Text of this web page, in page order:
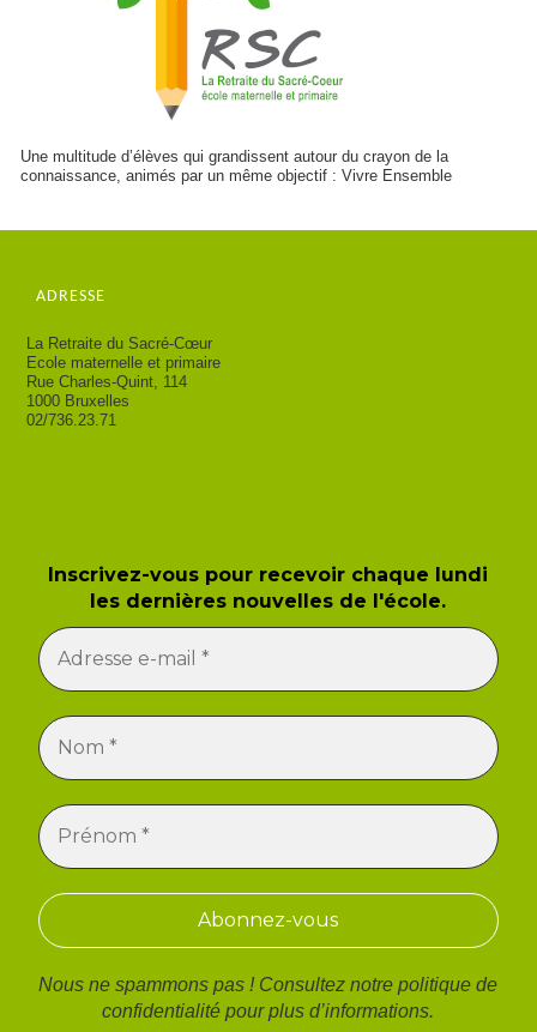
Une multitude d’élèves qui grandissent autour du crayon de la
connaissance, animés par un même objectif : Vivre Ensemble
ADRESSE
La Retraite du Sacré-Cœur
Ecole maternelle et primaire
Rue Charles-Quint, 114
1000 Bruxelles
02/736.23.71
Inscrivez-vous pour recevoir chaque lundi
les dernières nouvelles de l'école.
Nous ne spammons pas ! Consultez notrepolitique de
confidentialité pour plus d’informations.